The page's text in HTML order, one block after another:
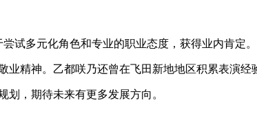
试多元化角色和专业的职业态度，获得业内肯定
精神。乙都咲乃还曾在飞田新地地区积累表演
，期待未来有更多发展方向。